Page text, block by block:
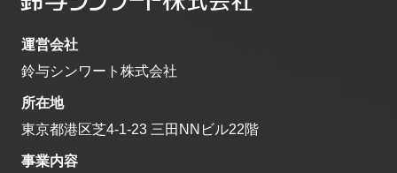
運営会社
鈴与シンワート株式会社
所在地
東京都港区芝4-1-23 三田NNビル22階
事業内容